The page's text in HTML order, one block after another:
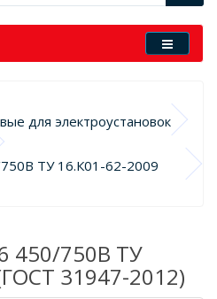
для электроустановок
ТУ 16.К01-62-2009
450/750В ТУ
31947-2012)